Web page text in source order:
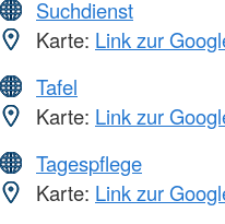
Suchdienst
Karte: Link zur
Tafel
Karte: Link zur
Tagespflege
Karte: Link zur